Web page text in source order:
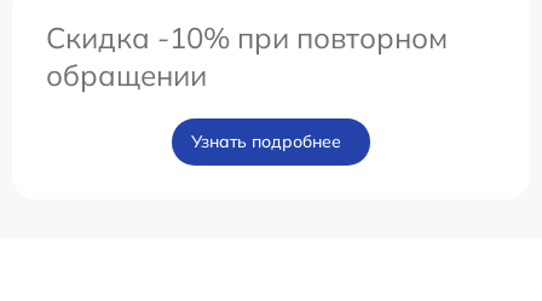
Скидка -10% при повторном
обращении
Узнать подробнее